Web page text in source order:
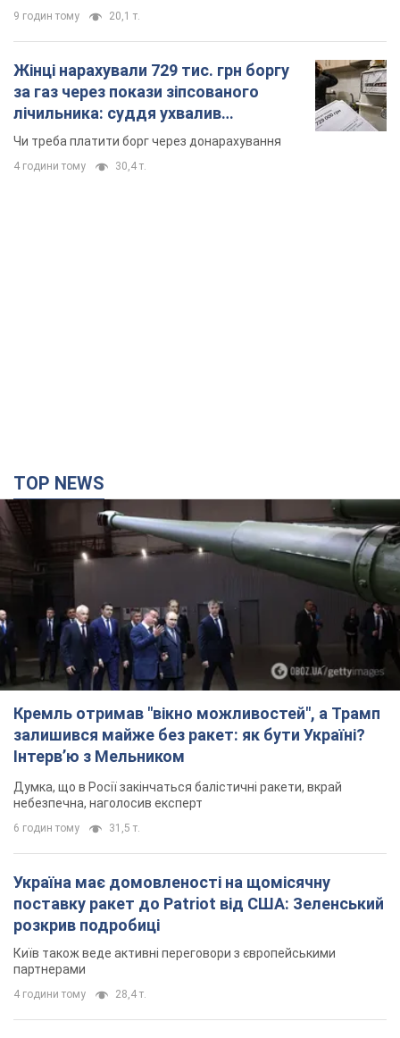
9 годин тому 20,1 т.
Жінці нарахували 729 тис. грн боргу
за газ через покази зіпсованого
лічильника: суддя ухвалив
неочікуване рішення
Чи треба платити борг через донарахування
4 години тому 30,4 т.
TOP NEWS
Кремль отримав "вікно можливостей", а Трамп
залишився майже без ракет: як бути Україні?
Інтерв’ю з Мельником
Думка, що в Росії закінчаться балістичні ракети, вкрай
небезпечна, наголосив експерт
6 годин тому 31,5 т.
Україна має домовленості на щомісячну
поставку ракет до Patriot від США: Зеленський
розкрив подробиці
Київ також веде активні переговори з європейськими
партнерами
4 години тому 28,4 т.